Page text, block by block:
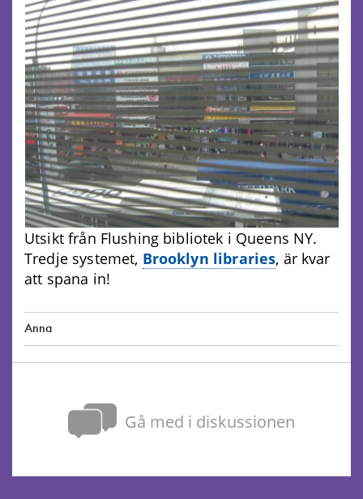
Utsikt från Flushing bibliotek i Queens NY.
Tredje systemet, Brooklyn libraries, är kvar
att spana in!
Anna
Gå med i diskussionen